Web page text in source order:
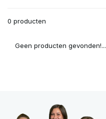
0 producten
Geen producten gevonden!...